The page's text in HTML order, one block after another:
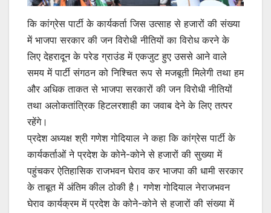
कि कांग्रेस पार्टी के कार्यकर्ता जिस उत्साह से हजारों की संख्या
में भाजपा सरकार की जन विरोधी नीतियों का विरोध करने के
लिए देहरादून के परेड ग्राउंड में एकजुट हुए उससे आने वाले
समय में पार्टी संगठन को निश्चित रूप से मजबूती मिलेगी तथा हम
और अधिक ताकत से भाजपा सरकारों की जन विरोधी नीतियों
तथा अलोकतांत्रिक हिटलरशाही का जवाब देने के लिए तत्पर
रहेंगे।
प्रदेश अध्यक्ष श्री गणेश गोदियाल ने कहा कि कांग्रेस पार्टी के
कार्यकर्ताओं ने प्रदेश के कोने-कोने से हजारों की सुख्या में
पहुंचकर ऐतिहासिक राजभवन घेराव कर भाजपा की धामी सरकार
के ताबूत में अंतिम कील ठोकी है। गणेश गोदियाल नेराजभवन
घेराव कार्यक्रम में प्रदेश के कोने-कोने से हजारों की संख्या में